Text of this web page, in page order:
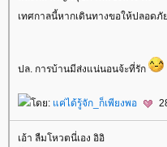
เทศกาลนี้หากเดินทางขอให้ปลอดภั
ปล. การบ้านมีส่งแน่นอนจ้ะที่รัก
ดย: ค่ได้รู้จัก_ก็เพียงพอ
เอ้า ลืมโหวตนี่เอง อิอิ